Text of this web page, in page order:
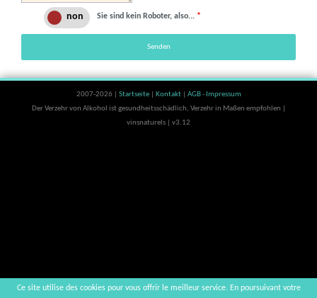
Sie sind kein Roboter, also... *
Senden
2007-2026 | Startseite Kontakt
AGB - Impressum
Der Verzehr von Alkohol ist gesundheitsschädlich, Verzehr in Maßen empfohlen |
vinsnaturels | v3.12
Ce site utilise des cookies pour vous offrir le meilleur service. En poursuivant votre